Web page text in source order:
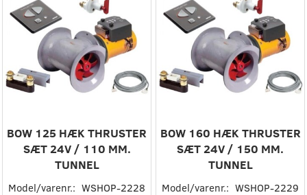
BOW 125 HÆK THRUSTER
SÆT 24V / 110 MM.
TUNNEL
Model/varenr.: WSHOP-2228
BOW 160 HÆK THRUSTER
SÆT 24V / 150 MM.
TUNNEL
Model/varenr.: WSHOP-2229